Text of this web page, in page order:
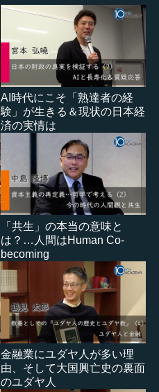
AI時代にこそ「熟達者の経
験」が生きる＆現状の日本経
済の実情は
「共生」の本当の意味と
は？…人間はHuman Co-
becoming
金融業にユダヤ人が多い理
由、そして大国興亡史の裏面
のユダヤ人